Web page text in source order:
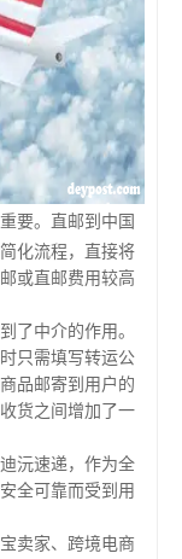
要。直邮到中国
化流程，直接将
或直邮费用较高
了中介的作用。
只需填写转运公
品邮寄到用户的
货之间增加了一
沅速递，作为全
全可靠而受到用
卖家、跨境电商